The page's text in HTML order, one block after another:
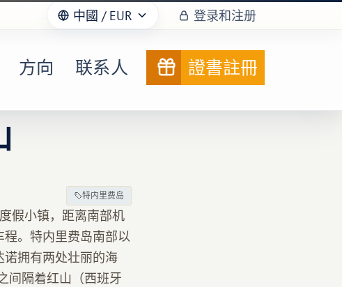
中國 / EUR 登录和注册
方向 联系人 證書註冊
特内里费岛
假小镇，距离南部机
。特内里费岛南部以
拥有两处壮丽的海
间隔着红山（西班牙